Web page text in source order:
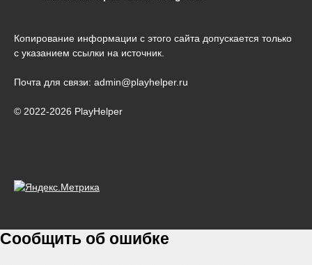
Копирование информации с этого сайта допускается только
с указанием ссылки на источник.
Почта для связи: admin@playhelper.ru
© 2022-2026 PlayHelper
Сообщить об ошибке